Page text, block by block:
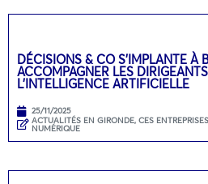
DÉCISIONS & CO S’IMPLANTE À
ACCOMPAGNER LES
L’INTELLIGENCE ARTIFICIELLE
25/11/2025
ACTUALITÉS EN GIRONDE, CES
NUMÉRIQUE